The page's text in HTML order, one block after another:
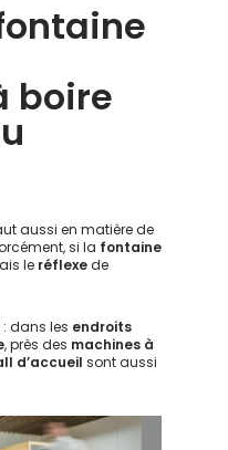
boire
aussi en matière de
si la fontaine
le réflexede
: dans les endroits
, près des machines à
d’accueil sont aussi